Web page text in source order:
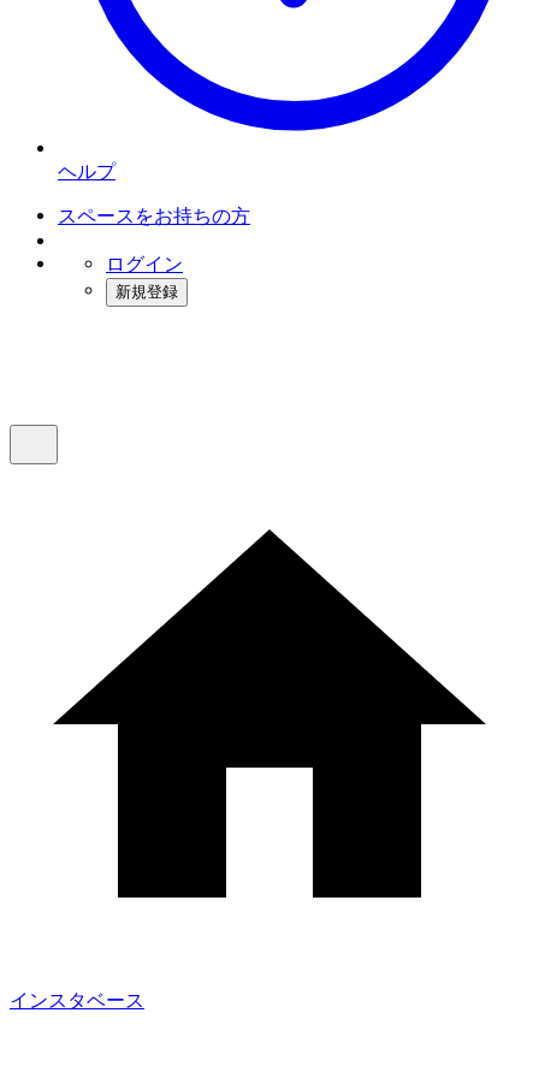
ヘルプ
スペースをお持ちの方
ログイン
新規登録
インスタベース